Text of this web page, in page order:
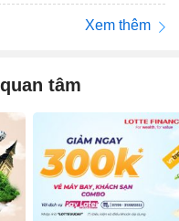
Xem thêm
tâm